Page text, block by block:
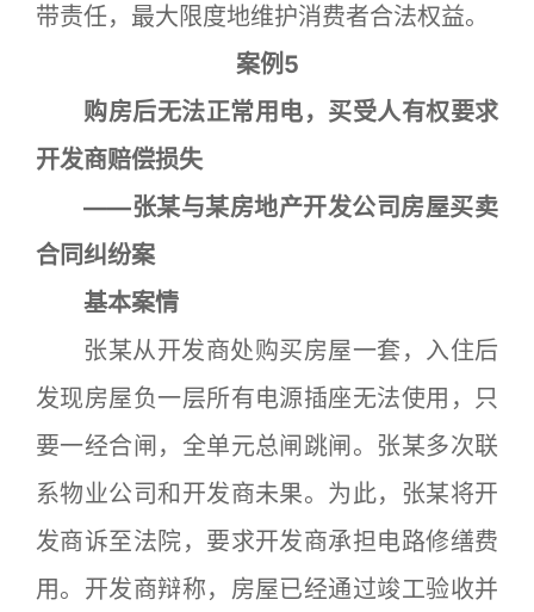
带责任，最大限度地维护消费者合法权益。
案例5
购房后无法正常用电，买受人有权要求
开发商赔偿损失
——张某与某房地产开发公司房屋买卖
合同纠纷案
基本案情
张某从开发商处购买房屋一套，入住后
发现房屋负一层所有电源插座无法使用，只
要一经合闸，全单元总闸跳闸。张某多次联
系物业公司和开发商未果。为此，张某将开
发商诉至法院，要求开发商承担电路修缮费
用。开发商辩称，房屋已经通过竣工验收并